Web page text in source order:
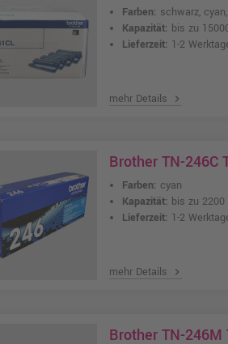
Farben: schwarz,
Kapazität: bis zu
Lieferzeit: 1-2
mehr Details chevron_right
Brother TN-246C
Farben: cyan
Kapazität: bis zu 2200
Lieferzeit: 1-2
mehr Details chevron_right
Brother TN-246M